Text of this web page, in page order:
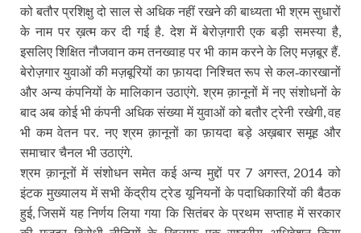
को बतौर प्रशिक्षु दो साल से अधिक नहीं रखने की बाध्यता भी श्रम सुधारों
के नाम पर ख़त्म कर दी गई है. देश में बेरोज़गारी एक बड़ी समस्या है,
इसलिए शिक्षित नौजवान कम तनख्वाह पर भी काम करने के लिए मज़बूर हैं.
बेरोज़गार युवाओं की मज़बूरियों का फ़ायदा निश्‍चित रूप से कल-कारखानों
और अन्य कंपनियों के मालिकान उठाएंगे. श्रम क़ानूनों में नए संशोधनों के
बाद अब कोई भी कंपनी अधिक संख्या में युवाओं को बतौर ट्रेनी रखेगी,वह
भी कम वेतन पर. नए श्रम क़ानूनों का फ़ायदा बड़े अख़बार समूह और
समाचार चैनल भी उठाएंगे.
श्रम क़ानूनों में संशोधन समेत कई अन्य मुद्दों पर 7 अगस्त, 2014 को
इंटक मुख्यालय में सभी केंद्रीय ट्रेड यूनियनों के पदाधिकारियों की बैठक
हुई,जिसमें यह निर्णय लिया गया कि सितंबर के प्रथम सप्ताह में सरकार